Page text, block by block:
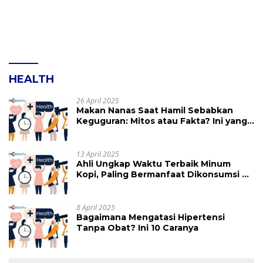
HEALTH
26 April 2025
Makan Nanas Saat Hamil Sebabkan
Keguguran: Mitos atau Fakta? Ini yang
13 April 2025
Ahli Ungkap Waktu Terbaik Minum
Kopi, Paling Bermanfaat Dikonsumsi di
8 April 2025
Bagaimana Mengatasi Hipertensi
Tanpa Obat? Ini 10 Caranya